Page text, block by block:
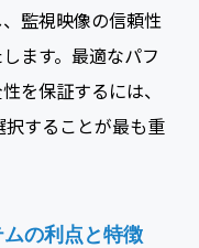
監視映像の信頼性
ます。最適なパフ
を保証するには、
することが最も重
の利点と特徴